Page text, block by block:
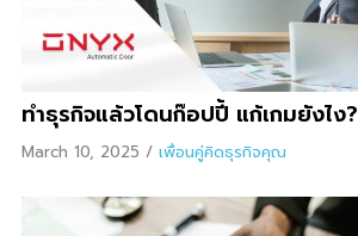
ทำธุรกิจแล้วโดนก๊อปปี้ แก้เกมยังไง?
March 10, 2025 / เพื่อนคู่คิดธุรกิจคุณ